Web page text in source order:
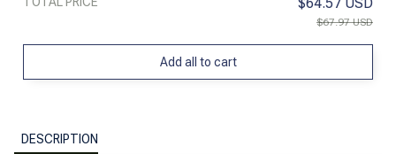
$67.97 USD
Add all to cart
DESCRIPTION